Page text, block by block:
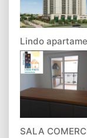
Lindo
SALA